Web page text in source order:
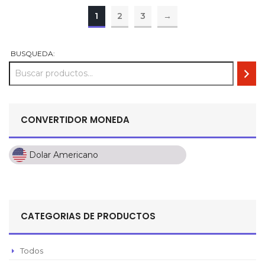
$ 500.
1 2 3 →
BUSQUEDA:
CONVERTIDOR MONEDA
Dolar Americano
Dolar Americano
Pesos Mexicanos
CATEGORIAS DE PRODUCTOS
Todos